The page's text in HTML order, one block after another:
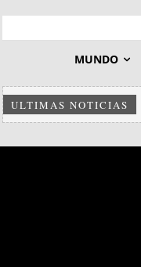
MUNDO
ULTIMAS NOTICIAS